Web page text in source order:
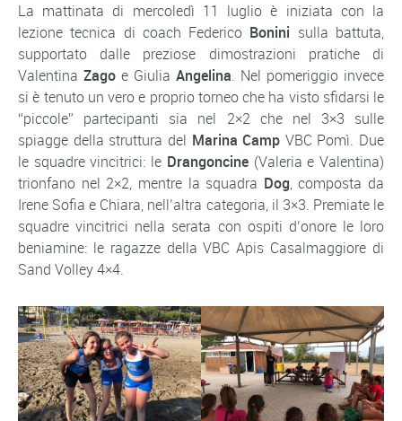
La mattinata di mercoledì 11 luglio è iniziata con la
lezione tecnica di coach Federico Bonini sulla battuta,
supportato dalle preziose dimostrazioni pratiche di
Valentina Zago e Giulia Angelina. Nel pomeriggio invece
si è tenuto un vero e proprio torneo che ha visto sfidarsi le
“piccole” partecipanti sia nel 2×2 che nel 3×3 sulle
spiagge della struttura del Marina Camp VBC Pomì. Due
le squadre vincitrici: le Drangoncine(Valeria e Valentina)
trionfano nel 2×2, mentre la squadra Dog, composta da
Irene Sofia e Chiara, nell’altra categoria, il 3×3. Premiate le
squadre vincitrici nella serata con ospiti d’onore le loro
beniamine: le ragazze della VBC Apis Casalmaggiore di
Sand Volley 4×4.